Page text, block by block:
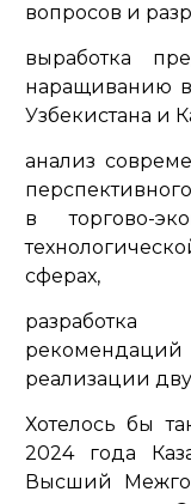
вопросов и
выработка
наращиванию
Узбекистана и
анализ
в торгово-
сферах,
разработка
реализации
Хотелось бы
2024 года
Высший